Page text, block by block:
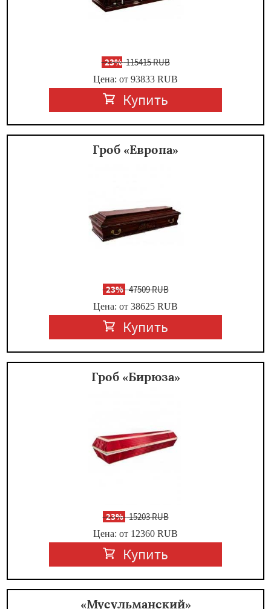
-23%115415 RUB
Цена: от 93833 RUB
Купить
Гроб «Европа»
-23%47509 RUB
Цена: от 38625 RUB
Купить
Гроб «Бирюза»
-23%15203 RUB
Цена: от 12360 RUB
Купить
«Мусульманский»